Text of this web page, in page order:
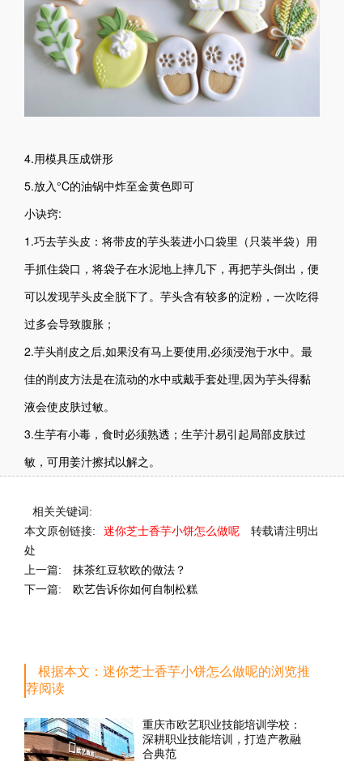
4.用模具压成饼形
5.放入°C的油锅中炸至金黄色即可
小诀窍:
1.巧去芋头皮：将带皮的芋头装进小口袋里（只装半袋）用
手抓住袋口，将袋子在水泥地上摔几下，再把芋头倒出，便
可以发现芋头皮全脱下了。芋头含有较多的淀粉，一次吃得
过多会导致腹胀；
2.芋头削皮之后,如果没有马上要使用,必须浸泡于水中。最
佳的削皮方法是在流动的水中或戴手套处理,因为芋头得黏
液会使皮肤过敏。
3.生芋有小毒，食时必须熟透；生芋汁易引起局部皮肤过
敏，可用姜汁擦拭以解之。
相关关键词:
本文原创链接:
迷你芝士香芋小饼怎么做呢
转载请注明出
处
上一篇:
抹茶红豆软欧的做法？
下一篇:
欧艺告诉你如何自制松糕
根据本文：迷你芝士香芋小饼怎么做呢的浏览推
荐阅读
重庆市欧艺职业技能培训学校：
深耕职业技能培训，打造产教融
合典范